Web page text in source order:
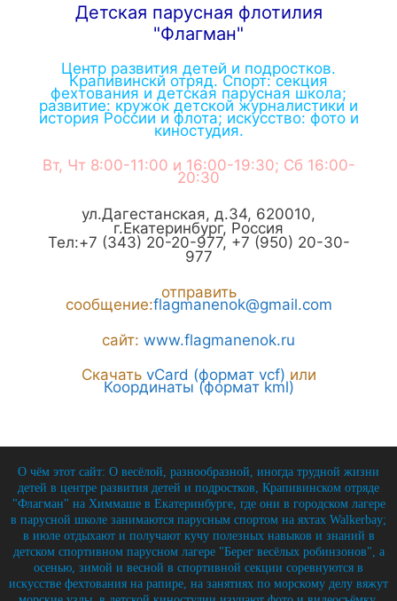
Детская парусная флотилия
"Флагман"
Центр развития детей и подростков.
Крапивинскй отряд. Спорт: секция
фехтования и детская парусная школа;
развитие: кружок детской журналистики и
история России и флота; искусство: фото и
киностудия.
Вт, Чт 8:00-11:00 и 16:00-19:30; Сб 16:00-
20:30
ул.Дагестанская, д.34, 620010,
г.Екатеринбург, Россия
Тел:+7 (343) 20-20-977, +7 (950) 20-30-
977
отправить
сообщение:flagmanenok@gmail.com
сайт: www.flagmanenok.ru
Скачать vCard (формат vcf) или
Координаты (формат kml)
О чём этот сайт: О весёлой, разнообразной, иногда трудной жизни
детей в центре развития детей и подростков, Крапивинском отряде
"Флагман" на Химмаше в Екатеринбурге, где они в городском лагере
в парусной школе занимаются парусным спортом на яхтах Walkerbay;
в июле отдыхают и получают кучу полезных навыков и знаний в
детском спортивном парусном лагере "Берег весёлых робинзонов", а
осенью, зимой и весной в спортивной секции соревнуются в
искусстве фехтования на рапире, на занятиях по морскому делу вяжут